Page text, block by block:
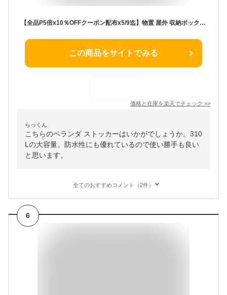
【全品P5倍x10％OFFクーポン配布x5/9迄】物置 屋外 収納ボックス 収納 310L ベランダ ストッカー 屋外収納庫 大型 収納ボックス アウトドア収納 防水 耐候 ガーデン/ブールサイド/庭/ベランダ ツールとクッション収納可能 大容量 おしゃれ
この商品をサイトでみる
価格と在庫を楽天でチェック >>
らっくん
こちらのベランダ ストッカーはいかがでしょうか。310
Lの大容量。防水性にも優れているので使い勝手も良い
と思います。
全てのおすすめコメント（2件）
6